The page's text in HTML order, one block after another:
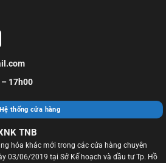
17h00
Hệ thống cửa hàng
TNB
hóa khác mới trong các cửa hàng chuyên
03/06/2019 tại Sở Kế hoạch và đầu tư Tp. Hồ